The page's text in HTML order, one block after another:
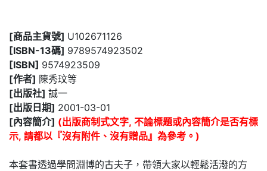
[商品主貨號] U102671126
[ISBN-13碼] 9789574923502
[ISBN] 9574923509
[作者] 陳秀玟等
[出版社] 誠一
[出版日期] 2001-03-01
[內容簡介] (出版商制式文字, 不論標題或內容簡介是否有標
示, 請都以『沒有附件、沒有贈品』為參考。)
本套書透過學問淵博的古夫子，帶領大家以輕鬆活潑的方